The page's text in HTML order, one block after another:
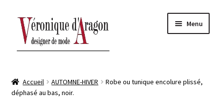
Aller
Aller
contenu
Menu
BOUTIQUE-ATELIER
Accueil AUTOMNE-HIVER
Robe ou tunique encolure plissé,
déphasé au bas, noir.